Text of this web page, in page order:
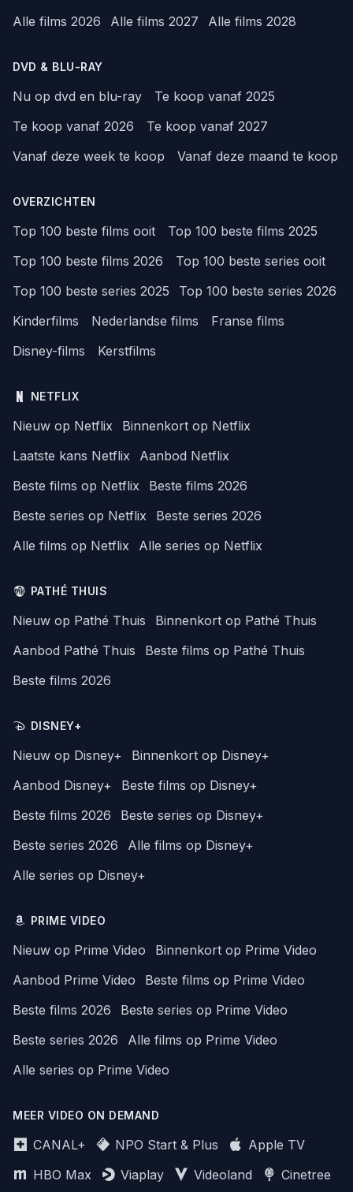
Alle films 2026
Alle films 2027 Alle films 2028
DVD & BLU-RAY
Nu op dvd en blu-ray
Te koop vanaf 2025
Te koop vanaf 2026
Te koop vanaf 2027
Vanaf deze week te koop
Vanaf deze maand te koop
OVERZICHTEN
Top 100 beste films ooit
Top 100 beste films 2025
Top 100 beste films 2026
Top 100 beste series ooit
Top 100 beste series 2025
Top 100 beste series 2026
Kinderfilms
Nederlandse films
Franse films
Disney-films
Kerstfilms
NETFLIX
Nieuw op Netflix
Binnenkort op Netflix
Laatste kans Netflix
Aanbod Netflix
Beste films op Netflix
Beste films 2026
Beste series op Netflix
Beste series 2026
Alle films op Netflix
Alle series op Netflix
PATHÉ THUIS
Nieuw op Pathé Thuis
Binnenkort op Pathé Thuis
Aanbod Pathé Thuis
Beste films op Pathé Thuis
Beste films 2026
DISNEY+
Nieuw op Disney+
Binnenkort op Disney+
Aanbod Disney+
Beste films op Disney+
Beste films 2026
Beste series op Disney+
Beste series 2026
Alle films op Disney+
Alle series op Disney+
PRIME VIDEO
Nieuw op Prime Video
Binnenkort op Prime Video
Aanbod Prime Video
Beste films op Prime Video
Beste films 2026
Beste series op Prime Video
Beste series 2026
Alle films op Prime Video
Alle series op Prime Video
MEER VIDEO ON DEMAND
CANAL+ NPO Start & Plus
Apple TV
HBO Max
Viaplay Videoland Cinetree